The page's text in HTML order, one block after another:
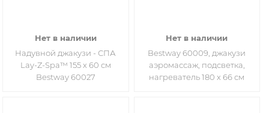
Нет в наличии
Надувной джакузи - СПА
Lay-Z-Spa™ 155 х 60 см
Bestway 60027
Нет в наличии
Bestway 60009, джакузи
аэромассаж, подсветка,
нагреватель 180 х 66 см